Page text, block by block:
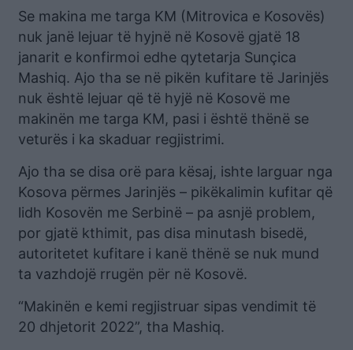
Se makina me targa KM (Mitrovica e Kosovës)
nuk janë lejuar të hyjnë në Kosovë gjatë 18
janarit e konfirmoi edhe qytetarja Sunçica
Mashiq. Ajo tha se në pikën kufitare të Jarinjës
nuk është lejuar që të hyjë në Kosovë me
makinën me targa KM, pasi i është thënë se
veturës i ka skaduar regjistrimi.
Ajo tha se disa orë para kësaj, ishte larguar nga
Kosova përmes Jarinjës – pikëkalimin kufitar që
lidh Kosovën me Serbinë – pa asnjë problem,
por gjatë kthimit, pas disa minutash bisedë,
autoritetet kufitare i kanë thënë se nuk mund
ta vazhdojë rrugën për në Kosovë.
“Makinën e kemi regjistruar sipas vendimit të
20 dhjetorit 2022”, tha Mashiq.